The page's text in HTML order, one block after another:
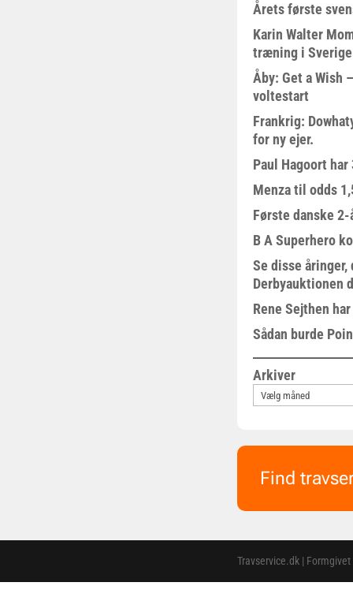
Årets første
Karin Walter
træning i Sverige
Åby: Get a Wish
voltestart
Frankrig:
for ny ejer.
Paul Hagoort
Menza til odds
Første danske
B A Superhero
Se disse
Derbyauktionen
Rene Sejthen
Sådan burde
Arkiver
Find
Travservice.dk |